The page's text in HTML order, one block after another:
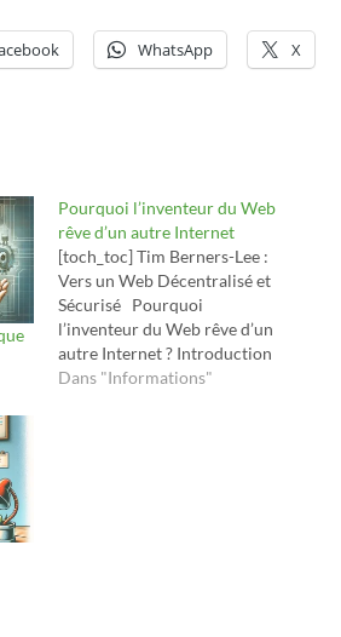
WhatsApp X
Pourquoi l’inventeur du Web
rêve d’un autre Internet
[toch_toc] Tim Berners-Lee :
Vers un Web Décentralisé et
Sécurisé Pourquoi
l’inventeur du Web rêve d’un
autre Internet ? Introduction
Il y a plus de 25 ans, Tim
Dans "Informations"